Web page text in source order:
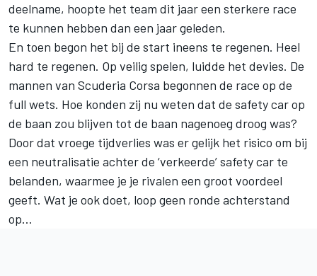
deelname, hoopte het team dit jaar een sterkere race
te kunnen hebben dan een jaar geleden.
En toen begon het bij de start ineens te regenen. Heel
hard te regenen. Op veilig spelen, luidde het devies. De
mannen van Scuderia Corsa begonnen de race op de
full wets. Hoe konden zij nu weten dat de safety car op
de baan zou blijven tot de baan nagenoeg droog was?
Door dat vroege tijdverlies was er gelijk het risico om bij
een neutralisatie achter de ‘verkeerde’ safety car te
belanden, waarmee je je rivalen een groot voordeel
geeft. Wat je ook doet, loop geen ronde achterstand
op…